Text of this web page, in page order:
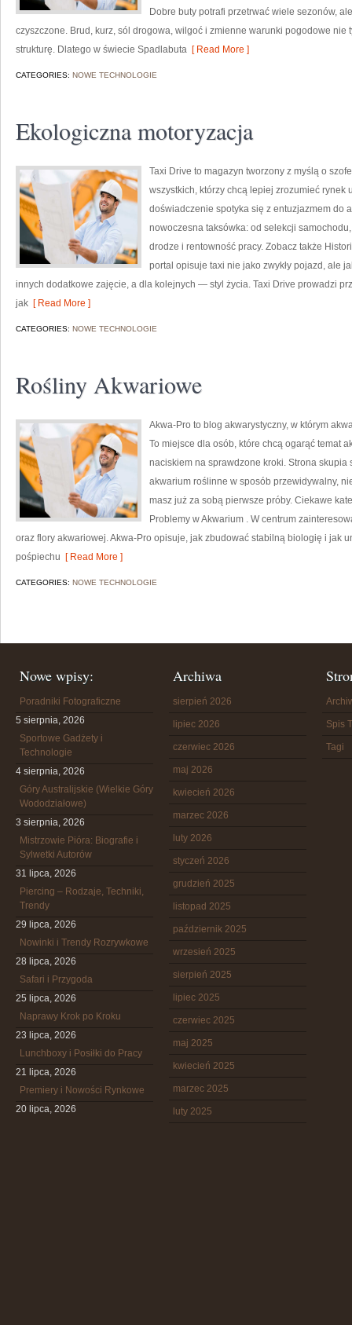
Dobre buty potrafi przetrwać wiele sezonów,
czyszczone. Brud, kurz, sól drogowa, wilgoć i zmienne warunki pogodowe
strukturę. Dlatego w świecie Spadlabuta [ Read More ]
CATEGORIES: NOWE TECHNOLOGIE
Ekologiczna motoryzacja
Taxi Drive to magazyn tworzony z myślą o
wszystkich, którzy chcą lepiej zrozumieć rynek
doświadczenie spotyka się z entuzjazmem do
nowoczesna taksówka: od selekcji
drodze i rentowność pracy. Zobacz także
portal opisuje taxi nie jako zwykły pojazd, ale
innych dodatkowe zajęcie, a dla kolejnych — styl życia. Taxi Drive prowadzi
jak [ Read More ]
CATEGORIES: NOWE TECHNOLOGIE
Rośliny Akwariowe
Akwa-Pro to blog akwarystyczny, w którym
To miejsce dla osób, które chcą ogarąć temat
naciskiem na sprawdzone kroki. Strona skupia
akwarium roślinne w sposób przewidywalny,
masz już za sobą pierwsze próby. Ciekawe
Problemy w Akwarium . W centrum
oraz flory akwariowej. Akwa-Pro opisuje, jak zbudować stabilną biologię i jak
pośpiechu [ Read More ]
CATEGORIES: NOWE TECHNOLOGIE
Nowe wpisy:
Poradniki Fotograficzne
5 sierpnia, 2026
Sportowe Gadżety i
Technologie
4 sierpnia, 2026
Góry Australijskie (Wielkie Góry
Wododziałowe)
3 sierpnia, 2026
Mistrzowie Pióra: Biografie i
Sylwetki Autorów
31 lipca, 2026
Piercing – Rodzaje, Techniki,
Trendy
29 lipca, 2026
Nowinki i Trendy Rozrywkowe
28 lipca, 2026
Safari i Przygoda
25 lipca, 2026
Naprawy Krok po Kroku
23 lipca, 2026
Lunchboxy i Posiłki do Pracy
21 lipca, 2026
Premiery i Nowości Rynkowe
20 lipca, 2026
Archiwa
sierpień 2026
lipiec 2026
czerwiec 2026
maj 2026
kwiecień 2026
marzec 2026
luty 2026
styczeń 2026
grudzień 2025
listopad 2025
październik 2025
wrzesień 2025
sierpień 2025
lipiec 2025
czerwiec 2025
maj 2025
kwiecień 2025
marzec 2025
luty 2025
Spis
Tagi